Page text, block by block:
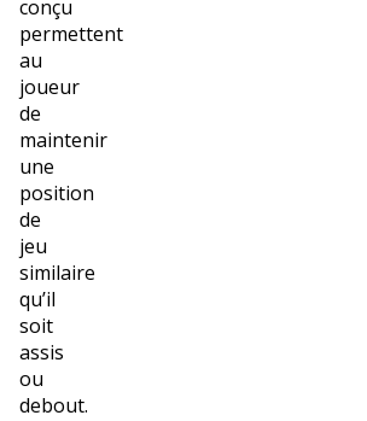
conçu
permettent
au
joueur
de
maintenir
une
position
de
jeu
similaire
qu’il
soit
assis
ou
debout.